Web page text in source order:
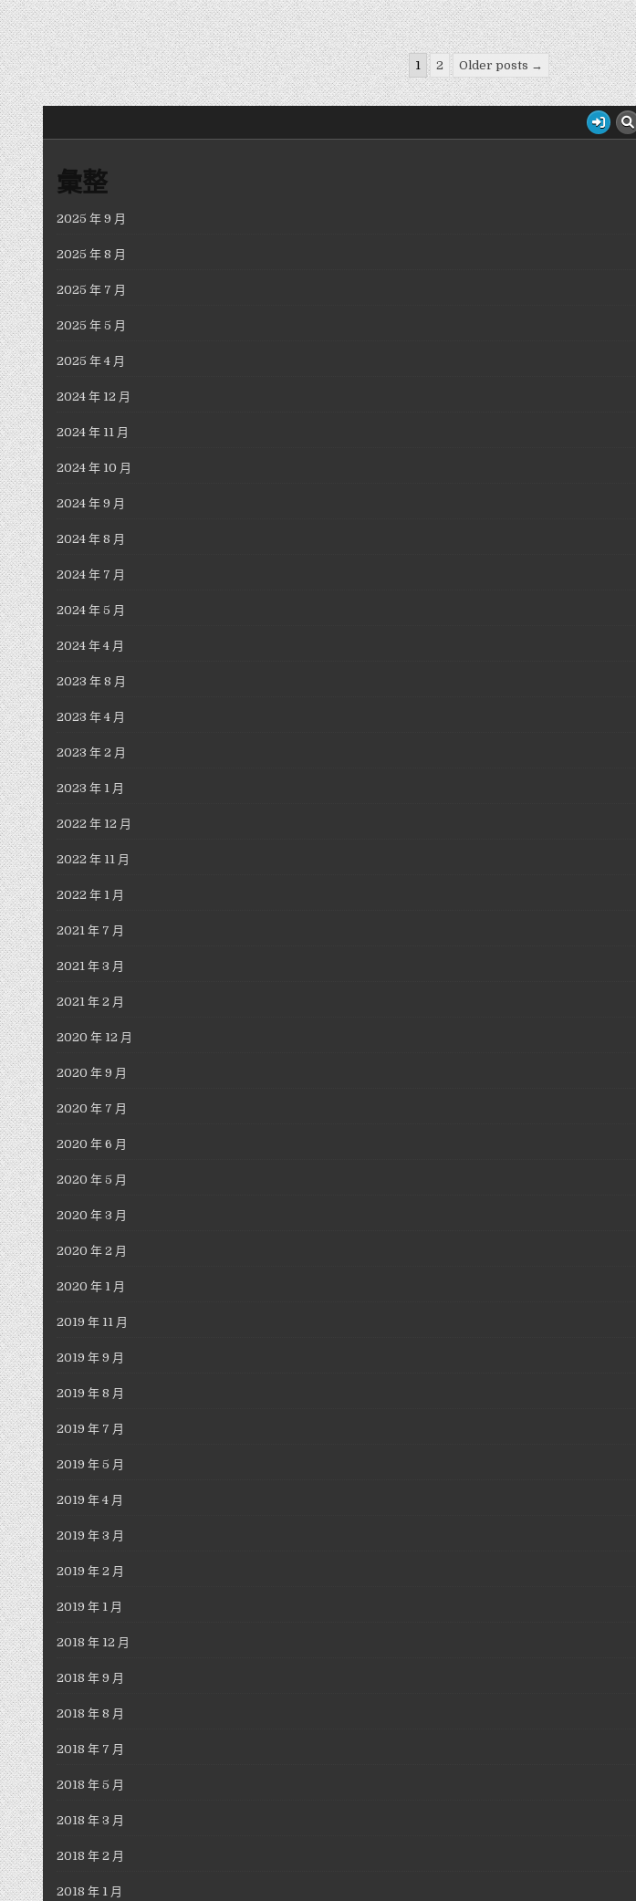
文章分頁 1 2 Older posts →
彙整
2025 年 9 月
2025 年 8 月
2025 年 7 月
2025 年 5 月
2025 年 4 月
2024 年 12 月
2024 年 11 月
2024 年 10 月
2024 年 9 月
2024 年 8 月
2024 年 7 月
2024 年 5 月
2024 年 4 月
2023 年 8 月
2023 年 4 月
2023 年 2 月
2023 年 1 月
2022 年 12 月
2022 年 11 月
2022 年 1 月
2021 年 7 月
2021 年 3 月
2021 年 2 月
2020 年 12 月
2020 年 9 月
2020 年 7 月
2020 年 6 月
2020 年 5 月
2020 年 3 月
2020 年 2 月
2020 年 1 月
2019 年 11 月
2019 年 9 月
2019 年 8 月
2019 年 7 月
2019 年 5 月
2019 年 4 月
2019 年 3 月
2019 年 2 月
2019 年 1 月
2018 年 12 月
2018 年 9 月
2018 年 8 月
2018 年 7 月
2018 年 5 月
2018 年 3 月
2018 年 2 月
2018 年 1 月